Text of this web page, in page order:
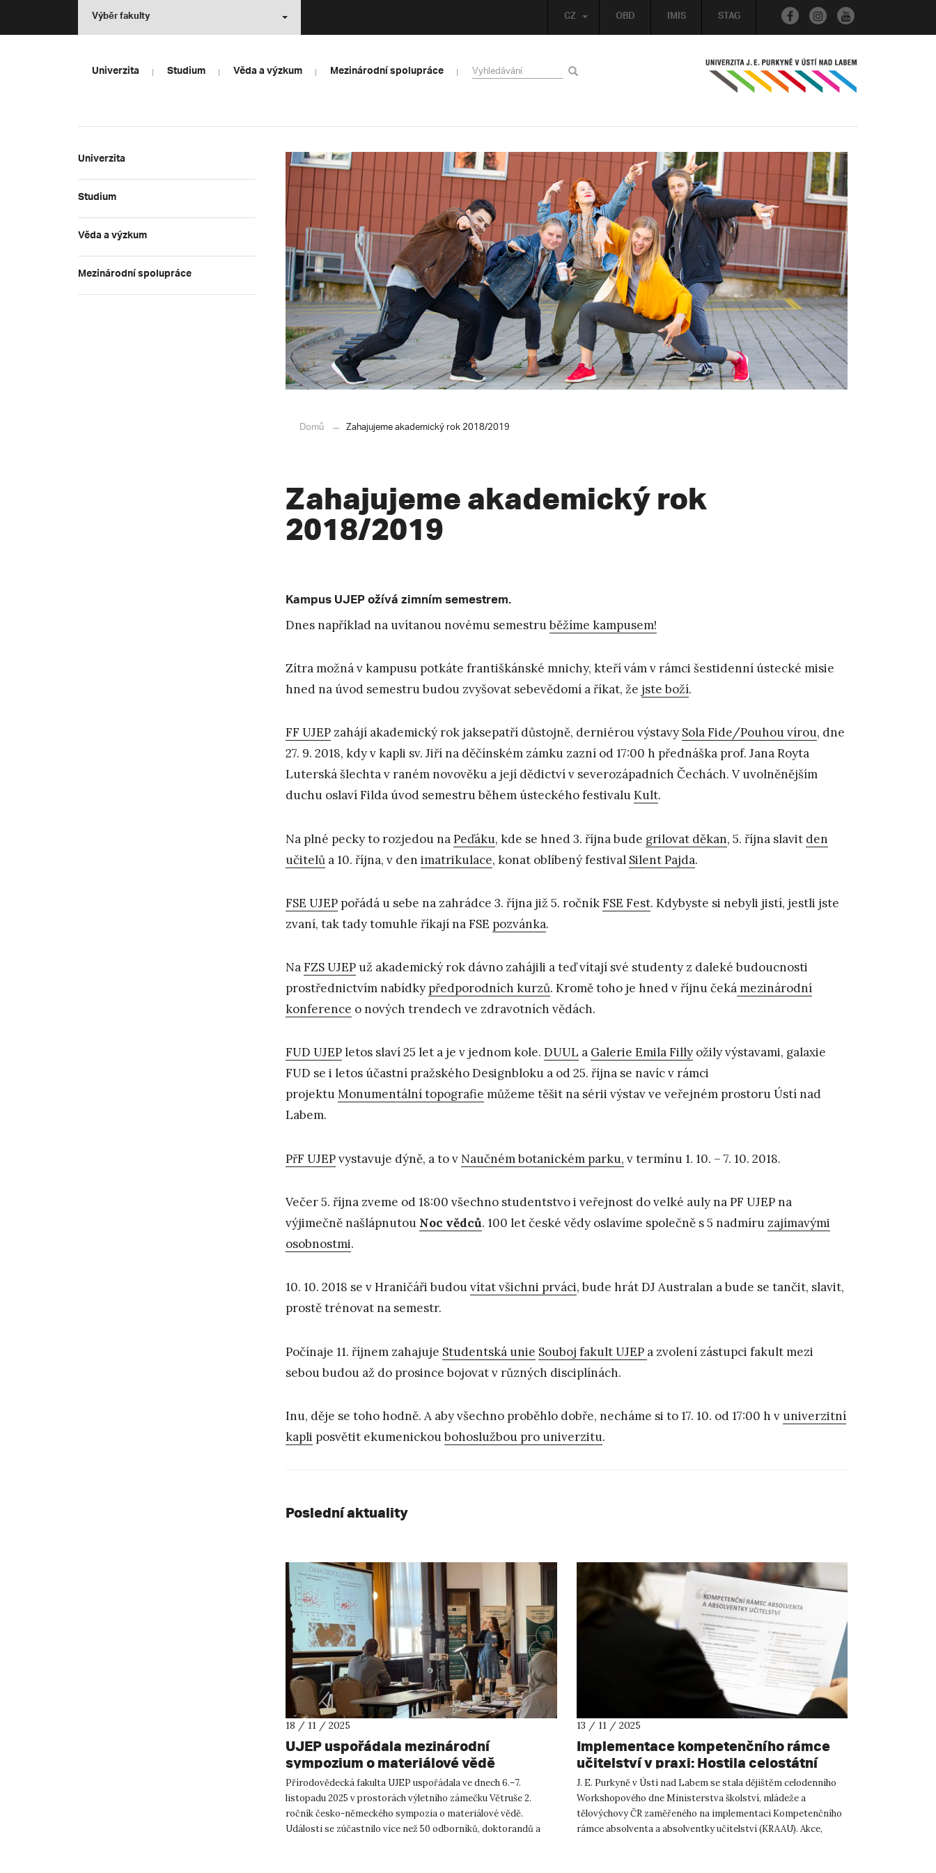
OBD IMIS STAG
CZ
Výběr fakulty
Univerzita Studium Věda a výzkum Mezinárodní spolupráce
Univerzita
Studium
Věda a výzkum
Mezinárodní spolupráce
Domů Zahajujeme akademický rok 2018/2019
Zahajujeme akademický rok
2018/2019
Kampus UJEP ožívá zimním semestrem.
Dnes například na uvítanou novému semestruběžíme kampusem!
Zítra možná v kampusu potkáte františkánské mnichy, kteří vám v rámci šestidenní ústecké misie
hned na úvod semestru budou zvyšovat sebevědomí a říkat, že jste boží.
FF UJEP zahájí akademický rok jaksepatří důstojně, derniérou výstavy Sola Fide/Pouhou vírou, dne
27. 9. 2018, kdy v kapli sv. Jiří na děčínském zámku zazní od 17:00 h přednáška prof. Jana Royta
Luterská šlechta v raném novověku a její dědictví v severozápadních Čechách. V uvolněnějším
duchu oslaví Filda úvod semestru během ústeckého festivaluKult.
Na plné pecky to rozjedou naPeďáku, kde se hned 3. října bude grilovat děkan, 5. října slavit den
učitelů a 10. října, v den imatrikulace, konat oblíbený festival Silent Pajda.
FSE UJEP pořádá u sebe na zahrádce 3. října již 5. ročníkFSE Fest. Kdybyste si nebyli jistí, jestli jste
zvaní, tak tady tomuhle říkají na FSE pozvánka.
NaFZS UJEP už akademický rok dávno zahájili a teď vítají své studenty z daleké budoucnosti
prostřednictvím nabídky předporodních kurzů. Kromě toho je hned v říjnu čekámezinárodní
konference o nových trendech ve zdravotních vědách.
FUD UJEPletos slaví 25 let a je v jednom kole. DUUL a Galerie Emila Filly ožily výstavami, galaxie
FUD se i letos účastní pražského Designbloku a od 25. října se navíc v rámci
projektuMonumentální topografie můžeme těšit na sérii výstav ve veřejném prostoru Ústí nad
Labem.
PřF UJEPvystavuje dýně, a to v Naučném botanickém parku, v termínu 1. 10. – 7. 10. 2018.
Večer 5. října zveme od 18:00 všechno studentstvo i veřejnost do velké auly na PF UJEP na
výjimečně našlápnutou Noc vědců. 100 let české vědy oslavíme společně s 5 nadmíru zajímavými
osobnostmi.
10. 10. 2018 se v Hraničáři budouvítat všichni prváci, bude hrát DJ Australan a bude se tančit, slavit,
prostě trénovat na semestr.
Počínaje 11. říjnem zahajuje Studentská unie Souboj fakult UJEP a zvolení zástupci fakult mezi
sebou budou až do prosince bojovat v různých disciplínách.
Inu, děje se toho hodně. A aby všechno proběhlo dobře, necháme si to 17. 10. od 17:00 h v univerzitní
kapli posvětit ekumenickoubohoslužbou pro univerzitu.
Poslední aktuality
18 / 11 / 2025
UJEP uspořádala mezinárodní
sympozium o materiálové vědě
Přírodovědecká fakulta UJEP uspořádala ve dnech 6.–7.
listopadu 2025 v prostorách výletního zámečku Větruše 2.
ročník česko-německého sympozia o materiálové vědě.
Události se zúčastnilo více než 50 odborníků, doktorandů a
13 / 11 / 2025
Implementace kompetenčního rámce
učitelství v praxi: Hostila celostátní
workshop MŠMT
J. E. Purkyně v Ústí nad Labem se stala dějištěm celodenního
Workshopového dne Ministerstva školství, mládeže a
tělovýchovy ČR zaměřeného na implementaci Kompetenčního
rámce absolventa a absolventky učitelství (KRAAU). Akce,